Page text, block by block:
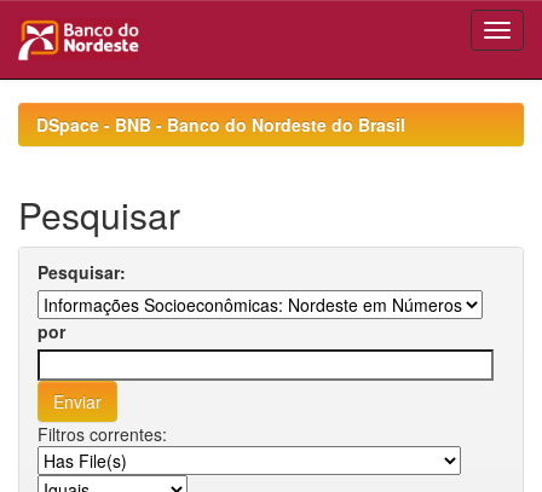
navigationDSpace - BNB - Banco do Nordeste do Brasil
Pesquisar
Pesquisar:
por
Filtros correntes: